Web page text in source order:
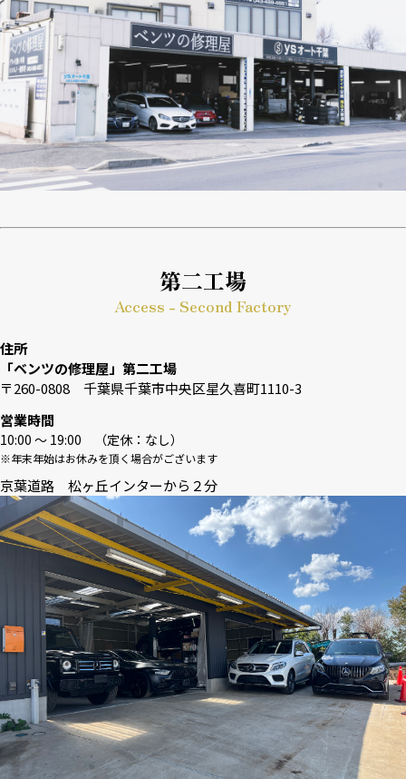
第二工場
Access - Second Factory
住所
「ベンツの修理屋」第二工場
〒260-0808 千葉県千葉市中央区星久喜町1110-3
営業時間
10:00 〜 19:00 （定休：なし）
※年末年始はお休みを頂く場合がございます
京葉道路 松ヶ丘インターから２分